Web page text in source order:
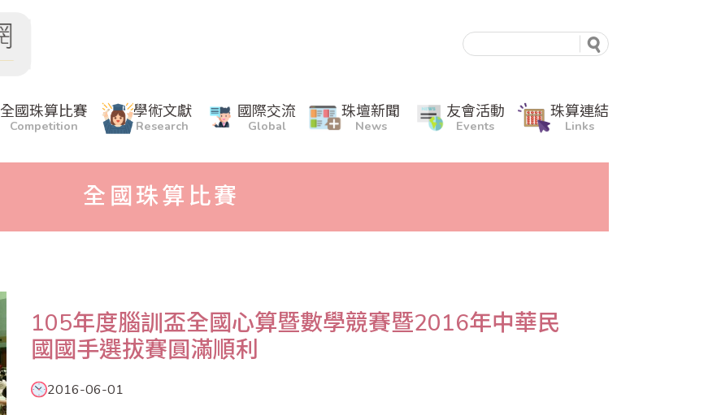
全國珠算比賽
Competition
學術文獻
Research
國際交流
Global
珠壇新聞
News
友會活動
Events
珠算連結
Links
全國珠算比賽
105年度腦訓盃全國心算暨數學競賽暨2016年中華民
國國手選拔賽圓滿順利
2016-06-01